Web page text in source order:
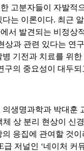
고분자들이 자발적
는 이론이다. 최근
서 발견되는 비정상
상과 관련 있다는 연
기전과 치료를 위
구의 중요성이 대두되
생명과학과 박대훈
체 상 분리 현상이 신
응집에 관여할 것이
급 저널인 ‘네이처 커